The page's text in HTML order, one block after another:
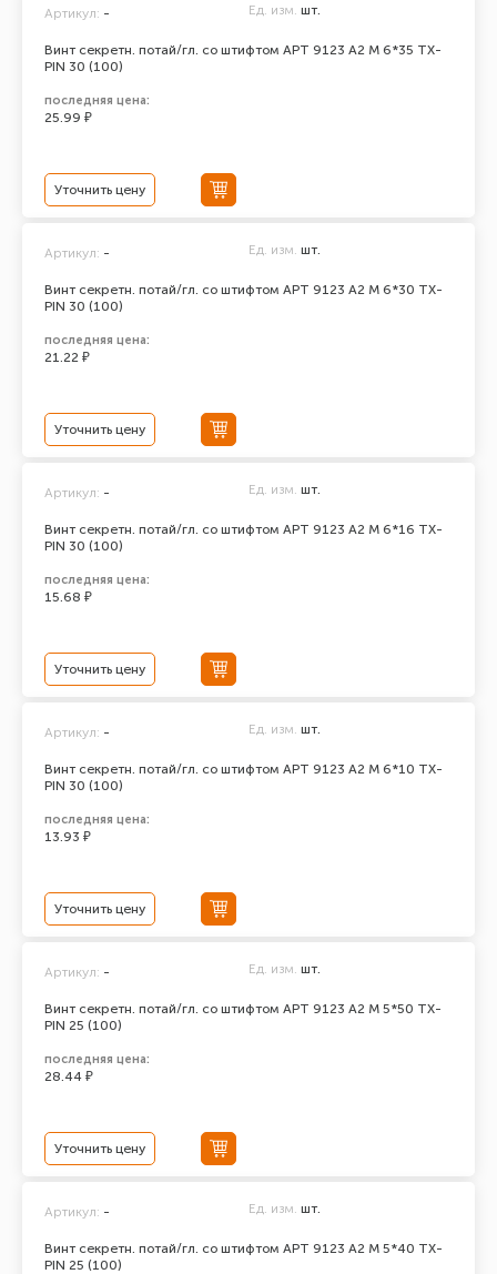
Винт секретн. потай/гл. со штифтом АРТ 9123 А2 M 6*35 TX-
PIN 30 (100)
Артикул: - Ед. изм. шт.
последняя цена:
25.99 ₽
Уточнить цену
Винт секретн. потай/гл. со штифтом АРТ 9123 А2 M 6*30 TX-
PIN 30 (100)
Артикул: - Ед. изм. шт.
последняя цена:
21.22 ₽
Уточнить цену
Винт секретн. потай/гл. со штифтом АРТ 9123 А2 M 6*16 TX-
PIN 30 (100)
Артикул: - Ед. изм. шт.
последняя цена:
15.68 ₽
Уточнить цену
Винт секретн. потай/гл. со штифтом АРТ 9123 А2 M 6*10 TX-
PIN 30 (100)
Артикул: - Ед. изм. шт.
последняя цена:
13.93 ₽
Уточнить цену
Винт секретн. потай/гл. со штифтом АРТ 9123 А2 M 5*50 TX-
PIN 25 (100)
Артикул: - Ед. изм. шт.
последняя цена:
28.44 ₽
Уточнить цену
Винт секретн. потай/гл. со штифтом АРТ 9123 А2 M 5*40 TX-
PIN 25 (100)
Артикул: - Ед. изм. шт.